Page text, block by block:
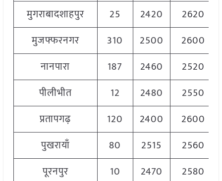
मुगराबादशाहपुर
25 2420
2620
मुजफ्फरनगर
310 2500
2600
नानपारा
187 2460
2520
पीलीभीत
12 2480
2550
प्रतापगढ़
120 2400 2600
पुखरायाँ
80 2515
2560
पूरनपुर
10 2470
2580